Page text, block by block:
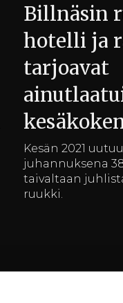
Billnäsin
hotelli ja
tarjoavat
Kesän 2021
juhannuksena
taivaltaan
ruukki.